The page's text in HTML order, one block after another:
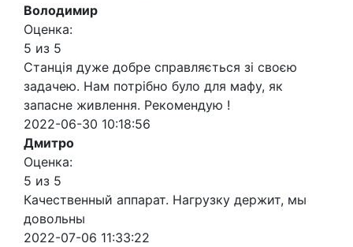
Володимир
Оценка:
5 из 5
Станція дуже добре справляється зі своєю
задачею. Нам потрібно було для мафу, як
запасне живлення. Рекомендую !
2022-06-30 10:18:56
Дмитро
Оценка:
5 из 5
Качественный аппарат. Нагрузку держит, мы
довольны
2022-07-06 11:33:22